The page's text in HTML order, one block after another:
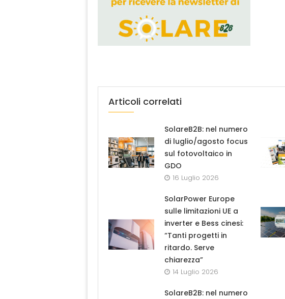
Articoli correlati
SolareB2B: nel numero
di luglio/agosto focus
sul fotovoltaico in
GDO
16 Luglio 2026
SolarPower Europe
sulle limitazioni UE a
inverter e Bess cinesi:
“Tanti progetti in
ritardo. Serve
chiarezza”
14 Luglio 2026
SolareB2B: nel numero